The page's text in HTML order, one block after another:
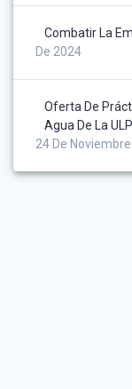
Combatir La
De 2024
Oferta De
Agua De La
24 De